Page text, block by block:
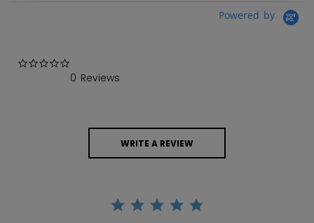
Powered by
0 Reviews
WRITE A REVIEW